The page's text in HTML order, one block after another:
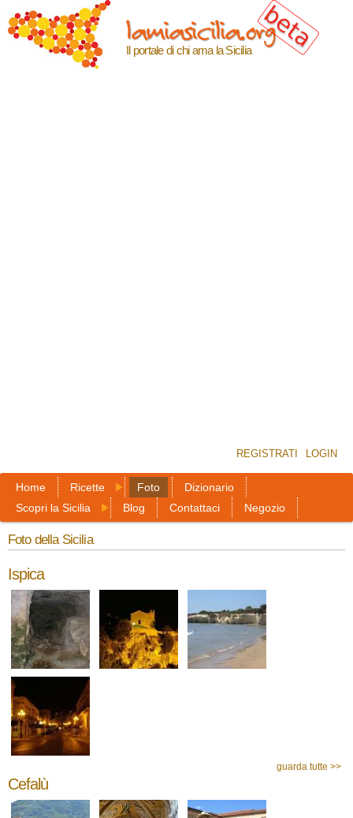
contenuto
principale
lamiasicilia.org
Il portale di chi ama la Sicilia
REGISTRATI LOGIN
Home Ricette Foto
Dizionario
Scopri la Sicilia
Blog Contattaci Negozio
Foto della Sicilia
Ispica
guarda tutte >>
Cefalù